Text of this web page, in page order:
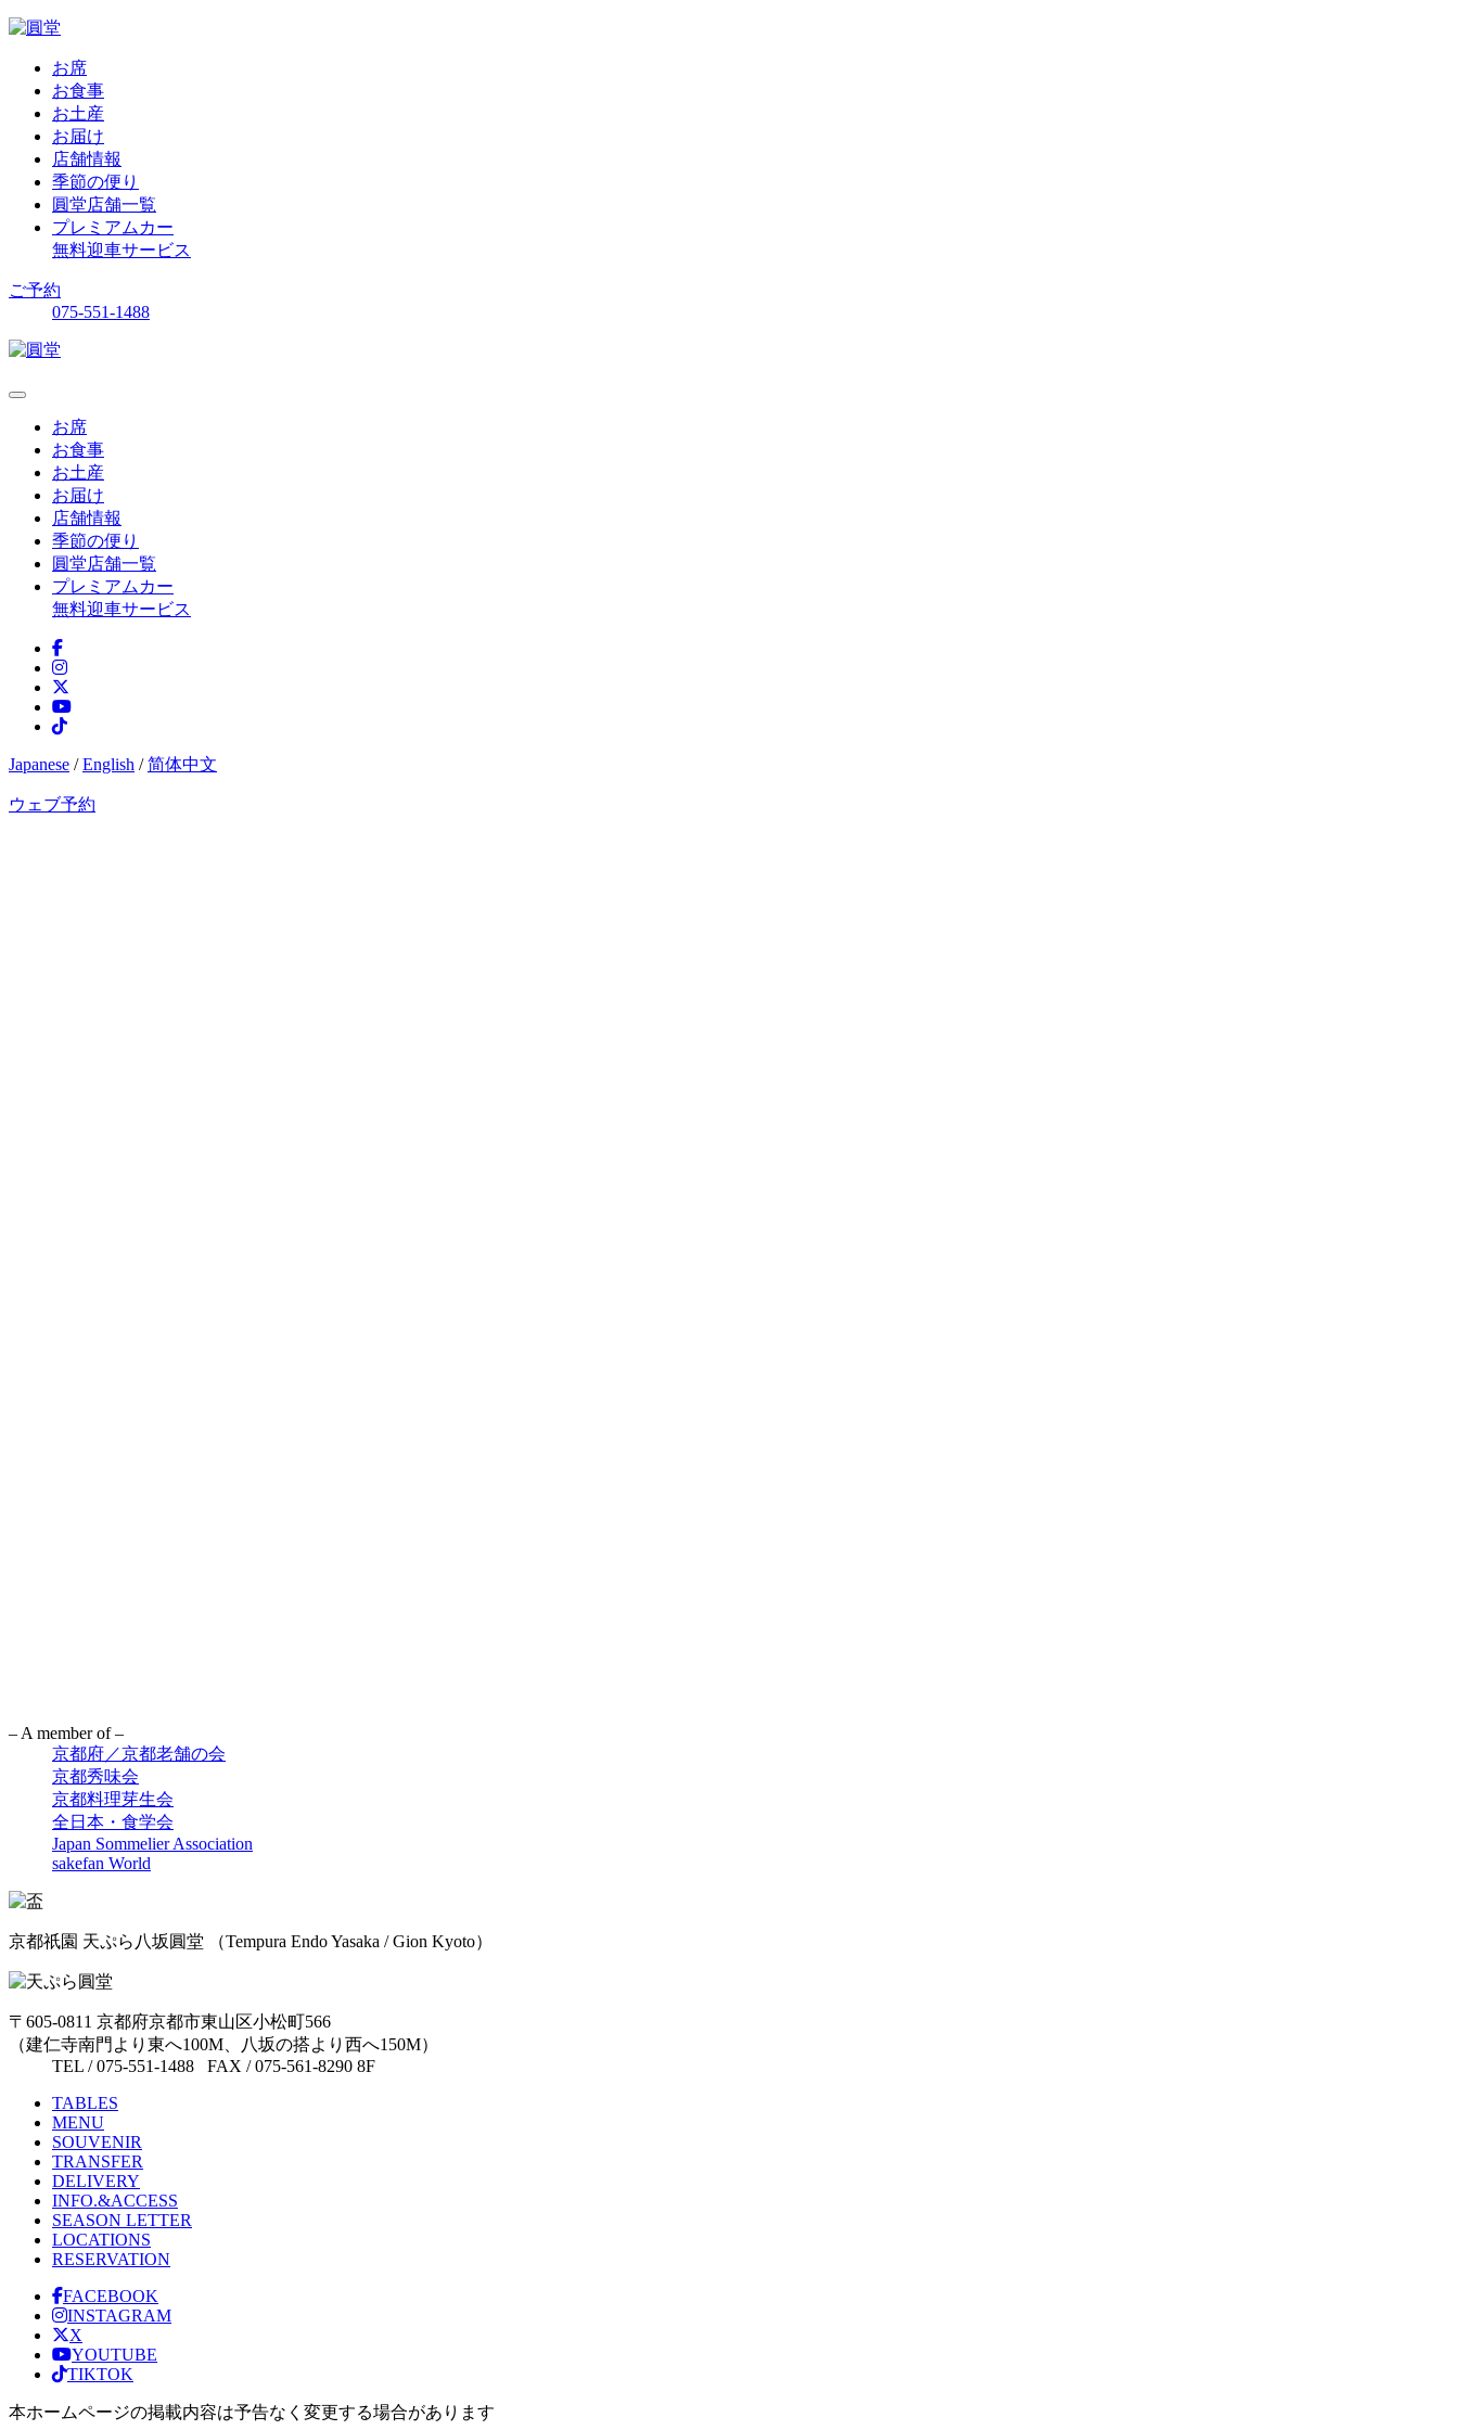
お席
お食事
お土産
お届け
店舗情報
季節の便り
圓堂店舗一覧
プレミアムカー
無料迎車サービス
ご予約
075-551-1488
お席
お食事
お土産
お届け
店舗情報
季節の便り
圓堂店舗一覧
プレミアムカー
無料迎車サービス
Japanese /English /简体中文
ウェブ予約
– A member of –
京都府／京都老舗の会
京都秀味会
京都料理芽生会
全日本・食学会
Japan Sommelier Association
sakefan World
京都祇園 天ぷら八坂圓堂 （Tempura Endo Yasaka / Gion Kyoto）
〒605-0811 京都府京都市東山区小松町566
（建仁寺南門より東へ100M、八坂の搭より西へ150M）
TEL / 075-551-1488 FAX / 075-561-8290 8F
TABLES
MENU
SOUVENIR
TRANSFER
DELIVERY
INFO.&ACCESS
SEASON LETTER
LOCATIONS
RESERVATION
FACEBOOK
INSTAGRAM
X
YOUTUBE
TIKTOK
本ホームページの掲載内容は予告なく変更する場合があります